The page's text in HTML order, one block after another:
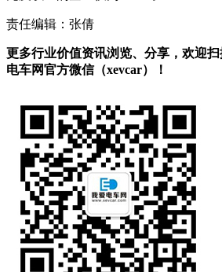
责任编辑：张倩
更多行业价值资讯浏览、分享，欢迎
电车网官方微信（xevcar）！